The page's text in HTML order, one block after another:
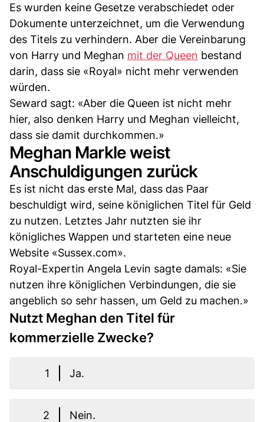
Es wurden keine Gesetze verabschiedet oder
Dokumente unterzeichnet, um die Verwendung
des Titels zu verhindern. Aber die Vereinbarung
von Harry und Meghan mit der Queen bestand
darin, dass sie «Royal» nicht mehr verwenden
würden.
Seward sagt: «Aber die Queen ist nicht mehr
hier, also denken Harry und Meghan vielleicht,
dass sie damit durchkommen.»
Meghan Markle weist
Anschuldigungen zurück
Es ist nicht das erste Mal, dass das Paar
beschuldigt wird, seine königlichen Titel für Geld
zu nutzen. Letztes Jahr nutzten sie ihr
königliches Wappen und starteten eine neue
Website «Sussex.com».
Royal-Expertin Angela Levin sagte damals: «Sie
nutzen ihre königlichen Verbindungen, die sie
angeblich so sehr hassen, um Geld zu machen.»
Nutzt Meghan den Titel für
kommerzielle Zwecke?
1 Ja.
2
Nein.